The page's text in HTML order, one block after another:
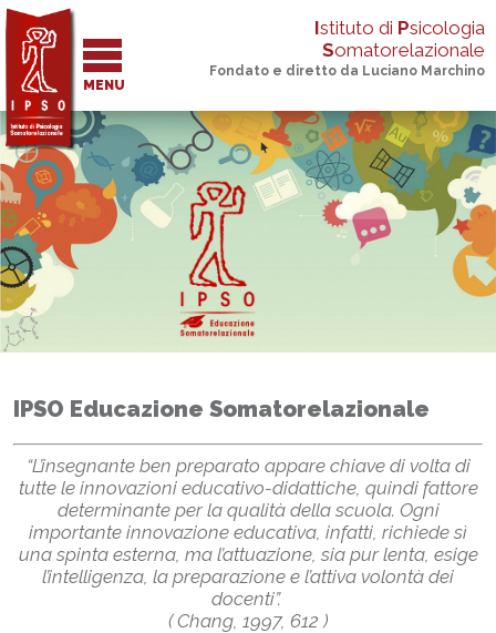
MENU
Istituto di Psicologia
Somatorelazionale
Fondato e diretto da Luciano Marchino
IPSO Educazione Somatorelazionale
“L’insegnante ben preparato appare chiave di volta di
tutte le innovazioni educativo-didattiche, quindi fattore
determinante per la qualità della scuola. Ogni
importante innovazione educativa, infatti, richiede sì
una spinta esterna, ma l’attuazione, sia pur lenta, esige
l’intelligenza, la preparazione e l’attiva volontà dei
docenti”.
( Chang, 1997, 612 )